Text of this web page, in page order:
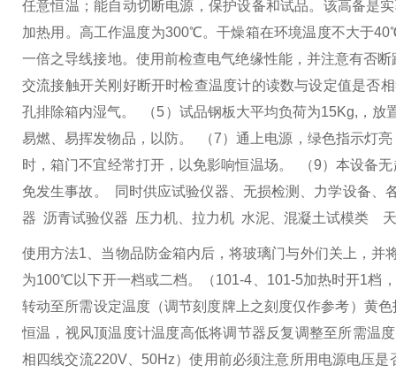
任意恒温；能自动切断电源，保护设备和试品。该高备是
加热用。高工作温度为300℃。干燥箱在环境温度不大于
一倍之导线接地。使用前检查电气绝缘性能，并注意有否
交流接触开关刚好断开时检查温度计的读数与设定值是否
孔排除箱内湿气。
（5）试品钢板大平均负荷为15Kg,，
易燃、易挥发物品，以防。
（7）通上电源，绿色指示灯
时，箱门不宜经常打开，以免影响恒温场。
（9）本设备
免发生事故。 同时供应试验仪器、无损检测、力学设备
器 沥青试验仪器 压力机、拉力机 水泥、混凝土试模类
使用方法1、当物品防金箱内后，将玻璃门与外们关上，并
为100℃以下开一档或二档。（101-4、101-5加热时开1档
转动至所需设定温度（调节刻度牌上之刻度仅作参考）黄
恒温，视风顶温度计温度高低将调节器反复调整至所需温
相四线交流220V、50Hz）使用前必须注意所用电源电压